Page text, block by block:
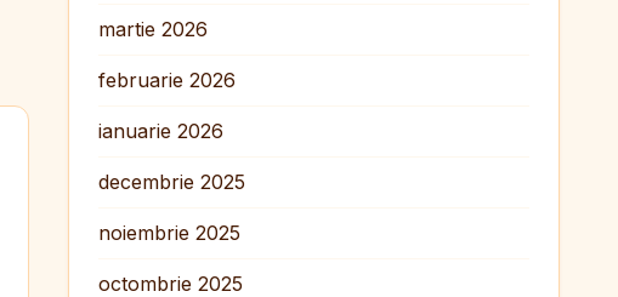
martie 2026
februarie 2026
ianuarie 2026
decembrie 2025
noiembrie 2025
octombrie 2025